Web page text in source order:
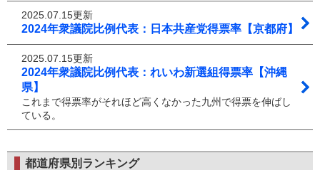
2025.07.15更新
2024年衆議院比例代表：日本共産党得票率【京都府】
2025.07.15更新
2024年衆議院比例代表：れいわ新選組得票率【沖縄
県】
これまで得票率がそれほど高くなかった九州で得票を伸ばし
ている。
都道府県別ランキング